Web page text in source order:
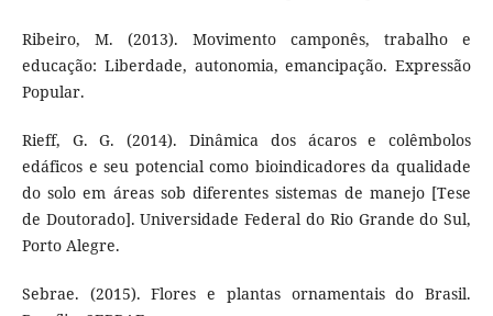
Ribeiro, M. (2013). Movimento camponês, trabalho e
educação: Liberdade, autonomia, emancipação. Expressão
Popular.
Rieff, G. G. (2014). Dinâmica dos ácaros e colêmbolos
edáficos e seu potencial como bioindicadores da qualidade
do solo em áreas sob diferentes sistemas de manejo [Tese
de Doutorado]. Universidade Federal do Rio Grande do Sul,
Porto Alegre.
Sebrae. (2015). Flores e plantas ornamentais do Brasil.